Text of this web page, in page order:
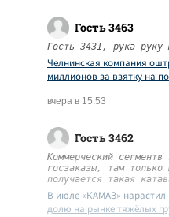
Гость 3463
Гость 3431, рука руку
Челнинская компания
миллионов за взятку на
вчера в 15:53
Гость 3462
Коммерческий сегментв
госзаказы, там
получается такая
В июле «КАМАЗ»
долю на рынке тяжёлых